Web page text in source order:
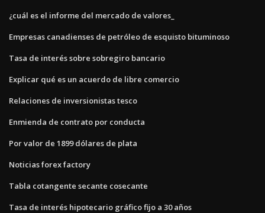
¿cuál es el informe del mercado de valores_
Empresas canadienses de petróleo de esquisto bituminoso
Tasa de interés sobre sobregiro bancario
Explicar qué es un acuerdo de libre comercio
Relaciones de inversionistas tesco
Enmienda de contrato por conducta
Por valor de 1899 dólares de plata
Noticias forex factory
Tabla cotangente secante cosecante
Tasa de interés hipotecario gráfico fijo a 30 años